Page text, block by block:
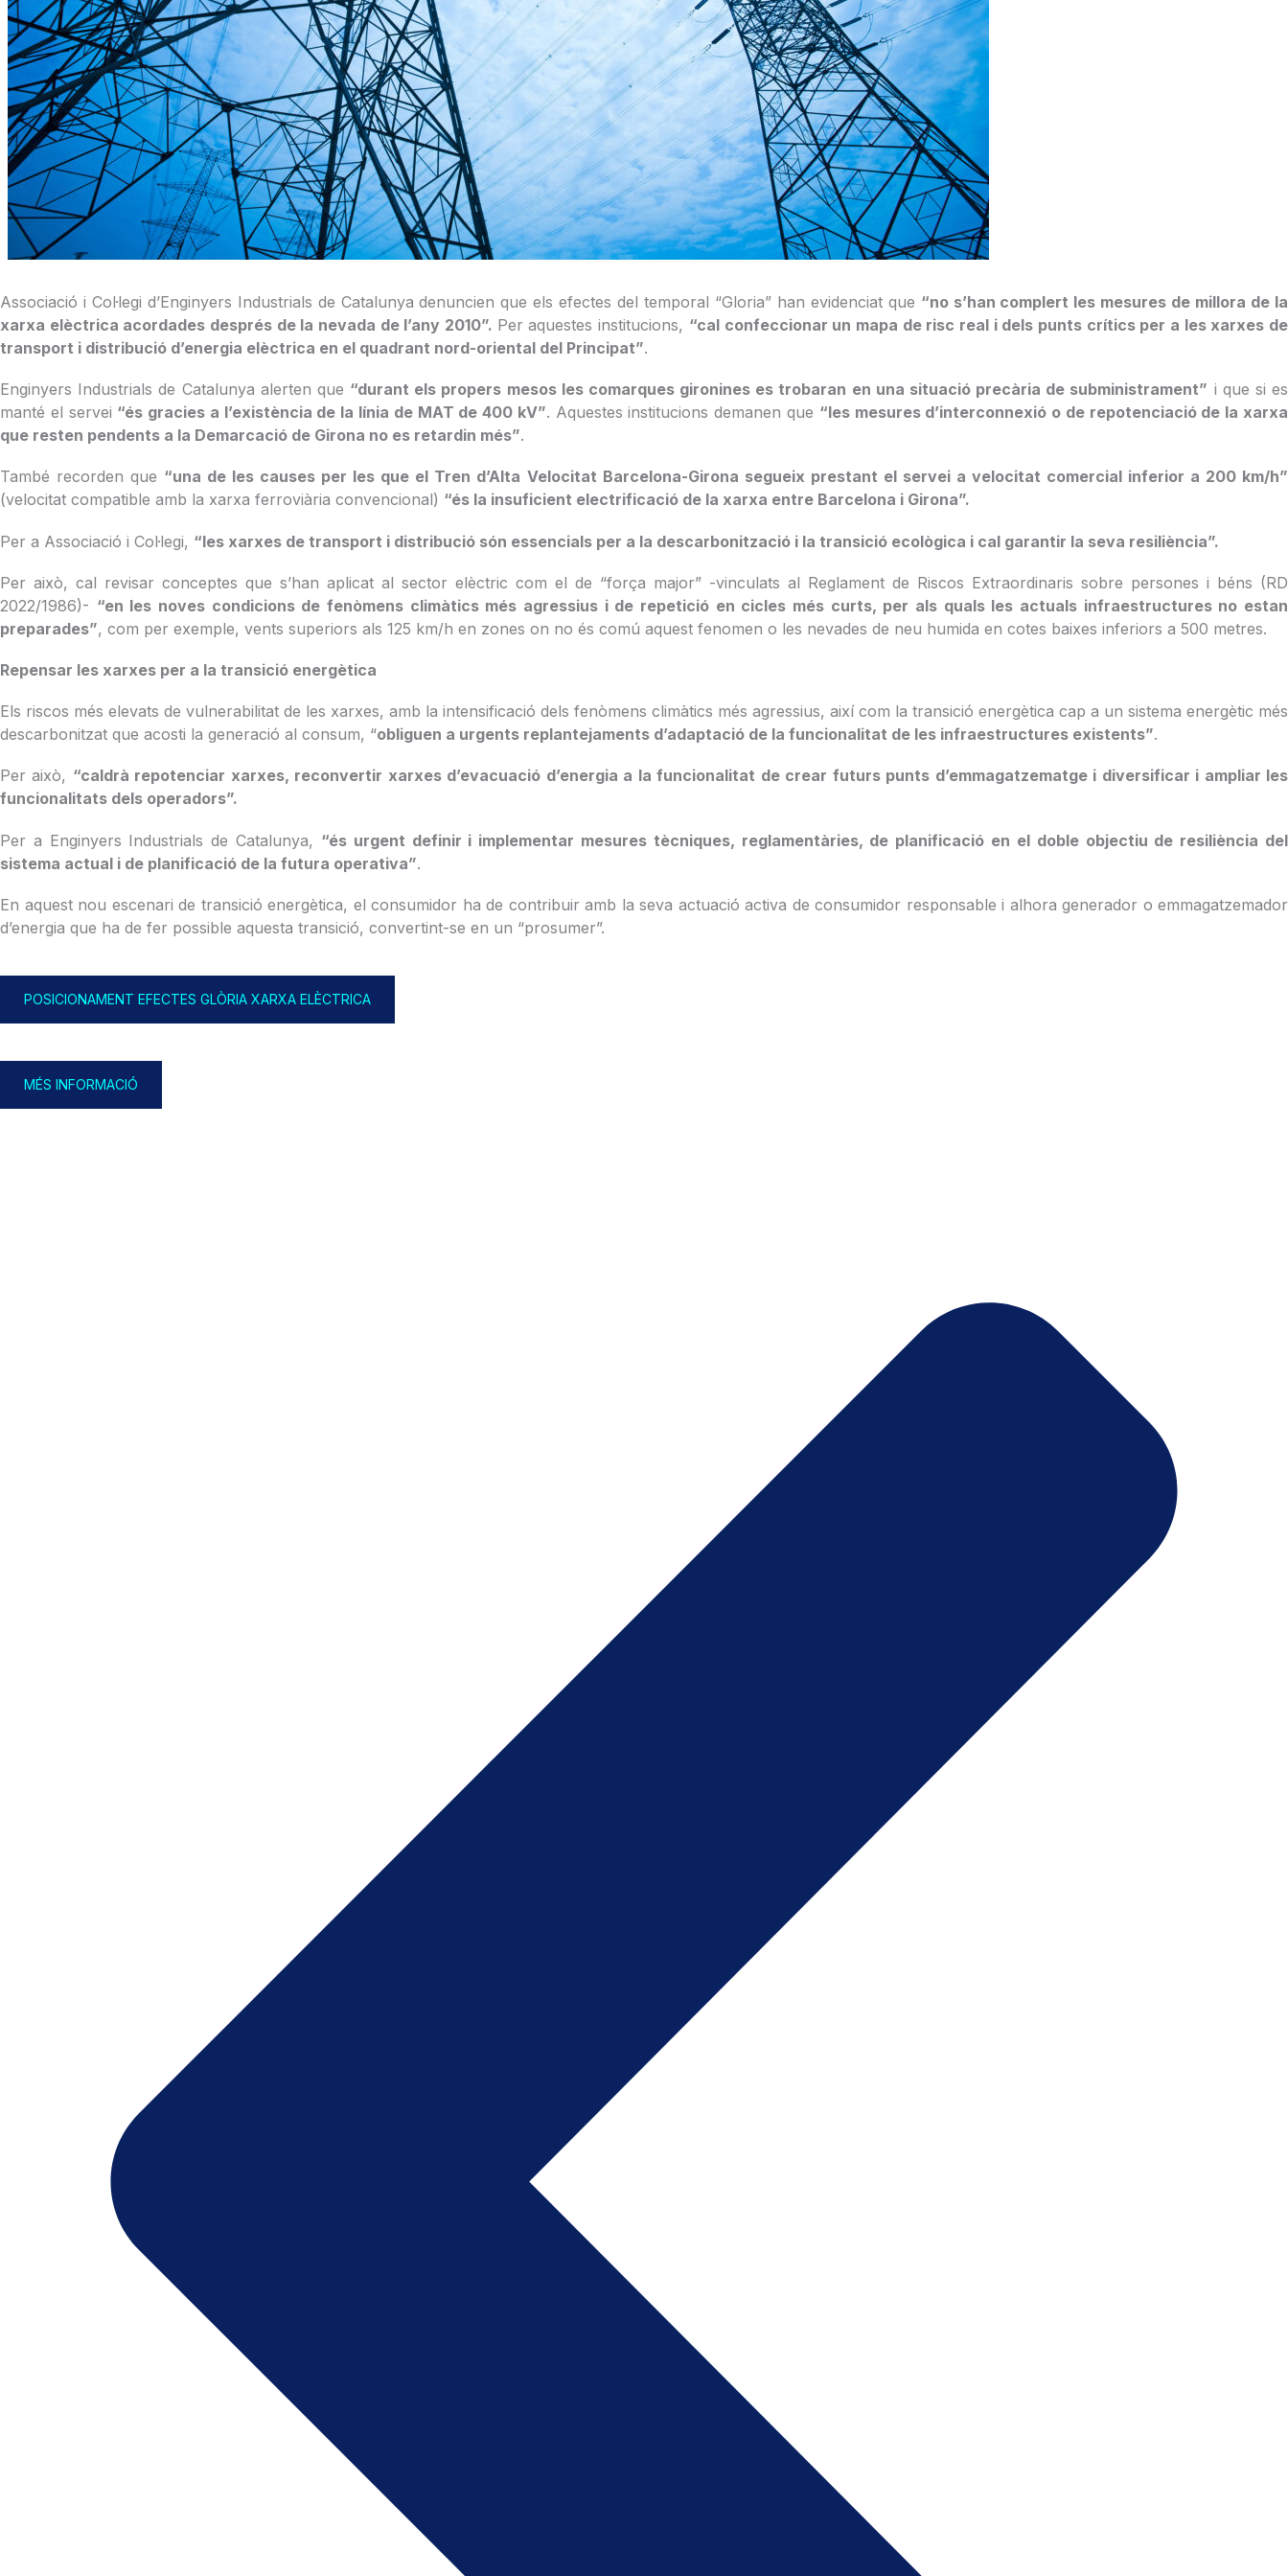
Associació i Col·legi d’Enginyers Industrials de Catalunya denuncien que els efectes del temporal “Gloria” han evidenciat que “no s’han complert les mesures de millora de la
xarxa elèctrica acordades després de la nevada de l’any 2010”. Per aquestes institucions, “cal confeccionar un mapa de risc real i dels punts crítics per a les xarxes de
transport i distribució d’energia elèctrica en el quadrant nord-oriental del Principat”.
Enginyers Industrials de Catalunya alerten que “durant els propers mesos les comarques gironines es trobaran en una situació precària de subministrament” i que si es
manté el servei “és gracies a l’existència de la línia de MAT de 400 kV”. Aquestes institucions demanen que “les mesures d’interconnexió o de repotenciació de la xarxa
que resten pendents a la Demarcació de Girona no es retardin més”.
També recorden que “una de les causes per les que el Tren d’Alta Velocitat Barcelona-Girona segueix prestant el servei a velocitat comercial inferior a 200 km/h”
(velocitat compatible amb la xarxa ferroviària convencional) “és la insuficient electrificació de la xarxa entre Barcelona i Girona”.
Per a Associació i Col·legi, “les xarxes de transport i distribució són essencials per a la descarbonització i la transició ecològica i cal garantir la seva resiliència”.
Per això, cal revisar conceptes que s’han aplicat al sector elèctric com el de “força major” -vinculats al Reglament de Riscos Extraordinaris sobre persones i béns (RD
2022/1986)- “en les noves condicions de fenòmens climàtics més agressius i de repetició en cicles més curts, per als quals les actuals infraestructures no estan
preparades”, com per exemple, vents superiors als 125 km/h en zones on no és comú aquest fenomen o les nevades de neu humida en cotes baixes inferiors a 500 metres.
Repensar les xarxes per a la transició energètica
Els riscos més elevats de vulnerabilitat de les xarxes, amb la intensificació dels fenòmens climàtics més agressius, així com la transició energètica cap a un sistema energètic més
descarbonitzat que acosti la generació al consum, “obliguen a urgents replantejaments d’adaptació de la funcionalitat de les infraestructures existents”.
Per això, “caldrà repotenciar xarxes, reconvertir xarxes d’evacuació d’energia a la funcionalitat de crear futurs punts d’emmagatzematge i diversificar i ampliar les
funcionalitats dels operadors”.
Per a Enginyers Industrials de Catalunya, “és urgent definir i implementar mesures tècniques, reglamentàries, de planificació en el doble objectiu de resiliència del
sistema actual i de planificació de la futura operativa”.
En aquest nou escenari de transició energètica, el consumidor ha de contribuir amb la seva actuació activa de consumidor responsable i alhora generador o emmagatzemador
d’energia que ha de fer possible aquesta transició, convertint-se en un “prosumer”.
POSICIONAMENT EFECTES GLÒRIA XARXA ELÈCTRICA
MÉS INFORMACIÓ